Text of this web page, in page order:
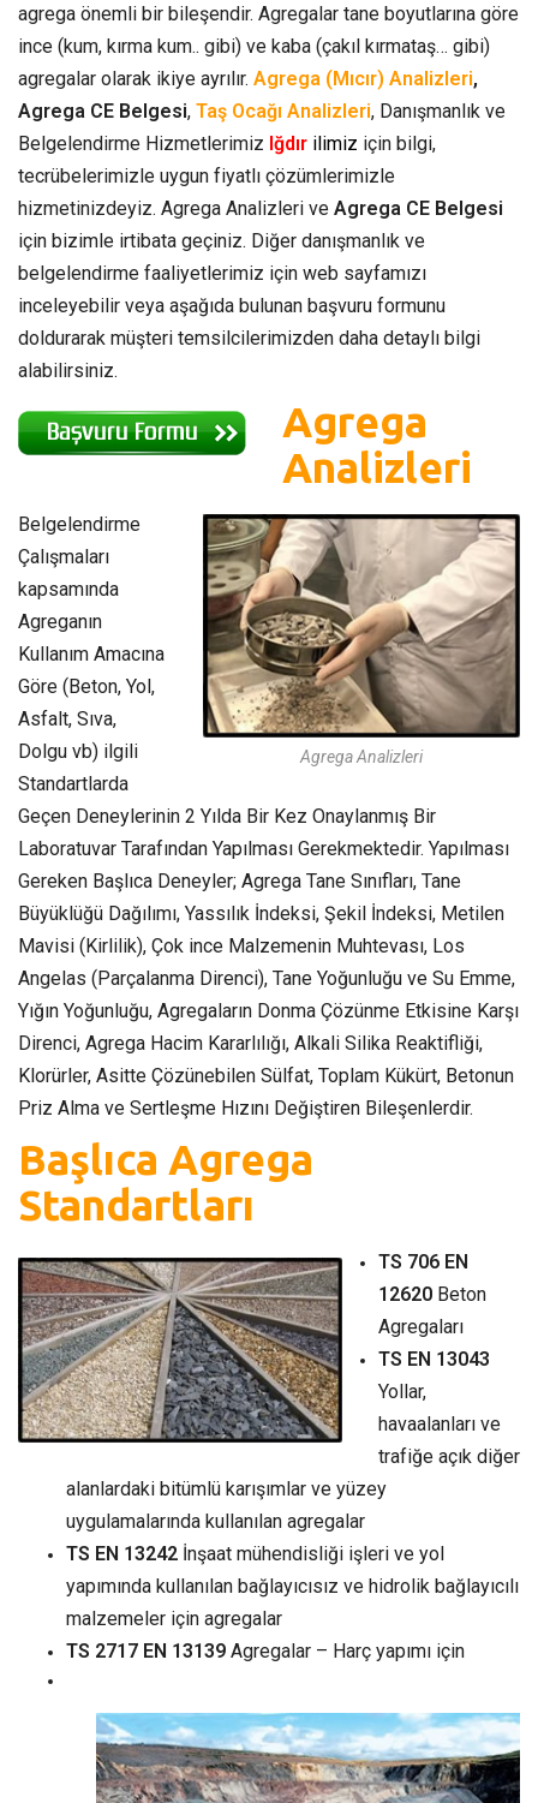
agrega önemli bir bileşendir. Agregalar tane boyutlarına göre
ince (kum, kırma kum.. gibi) ve kaba (çakıl kırmataş… gibi)
agregalar olarak ikiye ayrılır. Agrega (Mıcır) Analizleri,
Agrega CE Belgesi, Taş Ocağı Analizleri, Danışmanlık ve
Belgelendirme Hizmetlerimiz Iğdır ilimiz için bilgi,
tecrübelerimizle uygun fiyatlı çözümlerimizle
hizmetinizdeyiz. Agrega Analizleri ve Agrega CE Belgesi
için bizimle irtibata geçiniz. Diğer danışmanlık ve
belgelendirme faaliyetlerimiz için web sayfamızı
inceleyebilir veya aşağıda bulunan başvuru formunu
doldurarak müşteri temsilcilerimizden daha detaylı bilgi
alabilirsiniz.
Agrega
Analizleri
Agrega Analizleri
Belgelendirme
Çalışmaları
kapsamında
Agreganın
Kullanım Amacına
Göre (Beton, Yol,
Asfalt, Sıva,
Dolgu vb) ilgili
Standartlarda
Geçen Deneylerinin 2 Yılda Bir Kez Onaylanmış Bir
Laboratuvar Tarafından Yapılması Gerekmektedir. Yapılması
Gereken Başlıca Deneyler; Agrega Tane Sınıfları, Tane
Büyüklüğü Dağılımı, Yassılık İndeksi, Şekil İndeksi, Metilen
Mavisi (Kirlilik), Çok ince Malzemenin Muhtevası, Los
Angelas (Parçalanma Direnci), Tane Yoğunluğu ve Su Emme,
Yığın Yoğunluğu, Agregaların Donma Çözünme Etkisine Karşı
Direnci, Agrega Hacim Kararlılığı, Alkali Silika Reaktifliği,
Klorürler, Asitte Çözünebilen Sülfat, Toplam Kükürt, Betonun
Priz Alma ve Sertleşme Hızını Değiştiren Bileşenlerdir.
Başlıca Agrega
Standartları
TS 706 EN
12620 Beton
Agregaları
TS EN 13043
Yollar,
havaalanları ve
trafiğe açık diğer
alanlardaki bitümlü karışımlar ve yüzey
uygulamalarında kullanılan agregalar
TS EN 13242 İnşaat mühendisliği işleri ve yol
yapımında kullanılan bağlayıcısız ve hidrolik bağlayıcılı
malzemeler için agregalar
TS 2717 EN 13139 Agregalar – Harç yapımı için